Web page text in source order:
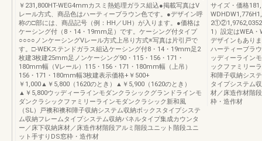
￥231,800HT-WEG4mmカスミ熱処理ガラス組込●掲載写真はV
レール方式、商品色はハーティーブラウン色です。●デザイン呼
称の□部には、商品記号（例：HH／UH）が入ります。●価格は
ケーシング付（8・14・19mm足）です。ケーシング付タイプ
○○○○ノンケーシングVレール方式上吊り方式※写真は片引戸で
す。□-WEKステンドガラス組込ケーシング付8・14・19mm足2
枚建3枚建25mm足ノンケーシング90・115・156・171・
180mm幅（Vレール）115・156・171・180mm幅（上吊）
156・171・180mm幅3枚建表示価格+￥500+
￥1,000▲￥5,800（1620のとき）▲￥5,900（1620のとき）
▲￥5,800ウッディーラインモダンクラシックグランドラインモ
ダンクラシックファミリーラインモダンクラシック新和風
（SL）戸襖和襖和障子収納システム収納ボックスタイプシステ
ム収納フレームタイプシステム収納パネルタイプ集成カウンタ
ー／床下収納床材／床造作材階段アルミ階段ユニット階段ユニ
ット手すりDS窓枠・造作材
サイズ・価格
1）設定はWEA
デザインもあり
ハーティーブラ
ッディーライン
ックファミリー
和障子収納シス
タイプシステム
材／床造作材階
枠・造作材